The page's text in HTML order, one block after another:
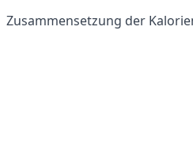
Zusammensetzung der